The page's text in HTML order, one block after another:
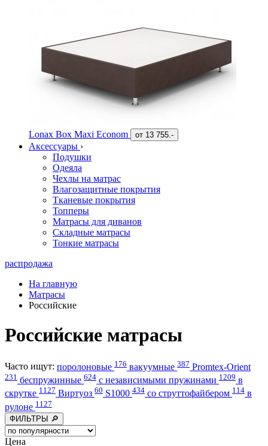
Lonax Box Maxi Econom от 13 755.-
Аксессуары ›
Подушки
Одеяла
Чехлы на матрас
Влагозащитные покрытия
Тканевые покрытия
Топперы
Матрасы для диванов
Складные матрасы
Тонкие матрасы
распродажа
На главную
Матрасы
Российские
Российские матрасы
Часто ищут: поролоновые 176 вакуумные 387 Promtex-Orient
231 беспружинные 624 с независимыми пружинами 1209 в
скрутке 1127 Виртуоз 60 S1000 434 со струттофайбером 114 в
рулоне 1127
ФИЛЬТРЫ 🔎
Цена